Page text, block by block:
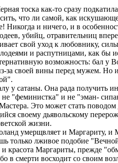
тоска как-то сразу
что ли самой, как
Никогда и ничего, и в
убийц, отравительниц
свой уход к любовнику,
и распутницами, как бы
возможность: бал
за своей вины перед мужем.
у сатаны. Она рада получить
"феминистка" и не "эман-
Это может стать поводом
своему дьявольскому
жизни.
умерщвляет и Маргариту,
только лживое подобие
красота Маргариты, прежде
в смерти восходит со своим